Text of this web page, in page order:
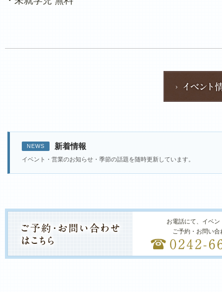
NEWS 新着情報
イベント・営業のお知らせ・季節の話題を随時更新しています。
お電話にて、イベ
ご予約・お問い